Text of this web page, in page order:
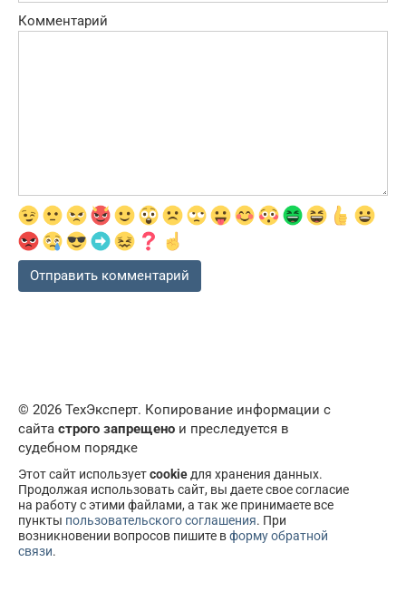
Комментарий
© 2026 ТехЭксперт. Копирование информации с
сайта строго запрещено и преследуется в
судебном порядке
Этот сайт используетcookieдля хранения данных.
Продолжая использовать сайт, вы даете свое согласие
на работу с этими файлами, а так же принимаете все
пункты пользовательского соглашения. При
возникновении вопросов пишите вформу обратной
связи.